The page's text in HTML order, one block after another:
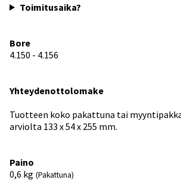
Toimitusaika?
Bore
4.150 - 4.156
Yhteydenottolomake
Tuotteen koko pakattuna tai
arviolta 133 x 54 x 255 mm.
Paino
0,6 kg (Pakattuna)